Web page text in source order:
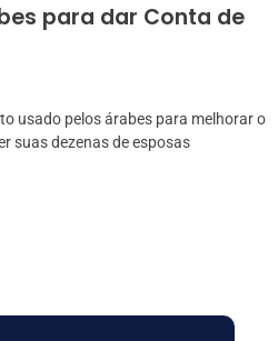
para dar Conta de
usado pelos árabes para melhorar o
suas dezenas de esposas